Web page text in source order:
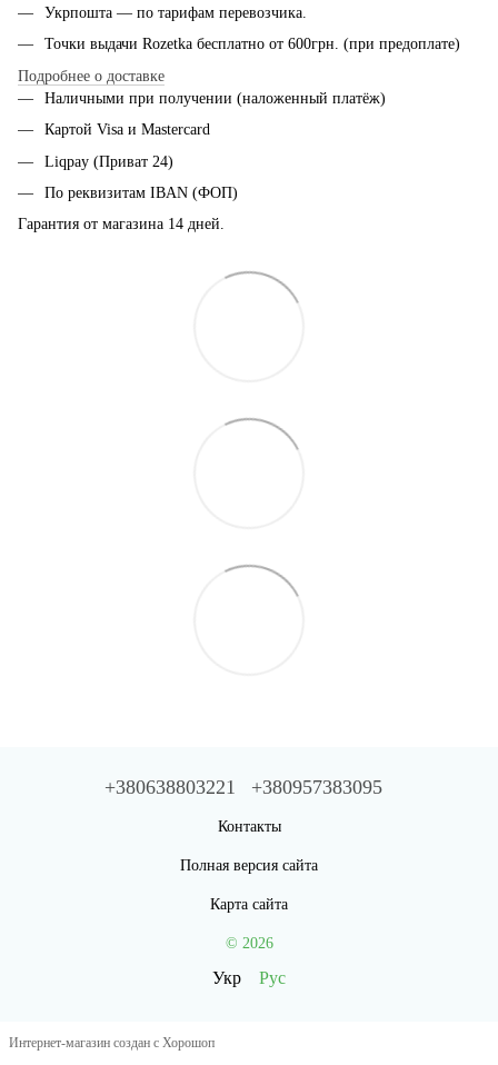
Укрпошта — по тарифам перевозчика.
Точки выдачи Rozetka бесплатно от 600грн. (при предоплате)
Подробнее о доставке
Наличными при получении (наложенный платёж)
Картой Visa и Mastercard
Liqpay (Приват 24)
По реквизитам IBAN (ФОП)
Гарантия от магазина 14 дней.
+380638803221 +380957383095
Контакты
Полная версия сайта
Карта сайта
© 2026
Укр Рус
Интернет-магазин создан с Хорошоп